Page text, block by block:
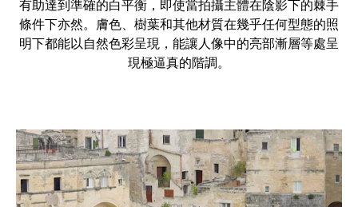
有助達到準確的白平衡，即使當拍攝主體在陰影下的棘手
條件下亦然。膚色、樹葉和其他材質在幾乎任何型態的照
明下都能以自然色彩呈現，能讓人像中的亮部漸層等處呈
現極逼真的階調。